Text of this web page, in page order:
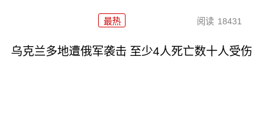
最热 阅读 18431
乌克兰多地遭俄军袭击 至少4人死亡数十人受伤